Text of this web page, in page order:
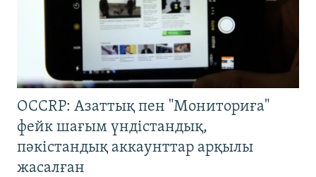
OCCRP: Азаттық пен "Мониториға"
фейк шағым үндістандық,
пәкістандық аккаунттар арқылы
жасалған